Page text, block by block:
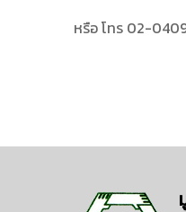
หรือ โทร 02-